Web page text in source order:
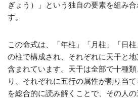
ぎょう）」という独自の要素を組み
す。
この命式は、「年柱」「月柱」「日
の柱で構成され、それぞれに天干と
含まれています。天干は全部で十種
り、それぞれに五行の属性が割り当
を総合的に読み解くことで、その人